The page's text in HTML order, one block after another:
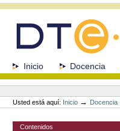
navegación
SeccionesInicio Docencia
Herramientas
Personales
Usted está aquí: Inicio → Docencia
Contenidos